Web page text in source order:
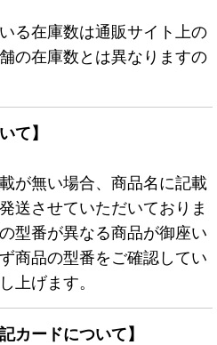
る在庫数は通販サイト上の
の在庫数とは異なりますの
て】
が無い場合、商品名に記載
送させていただいておりま
型番が異なる商品が御座い
商品の型番をご確認してい
上げます。
カードについて】